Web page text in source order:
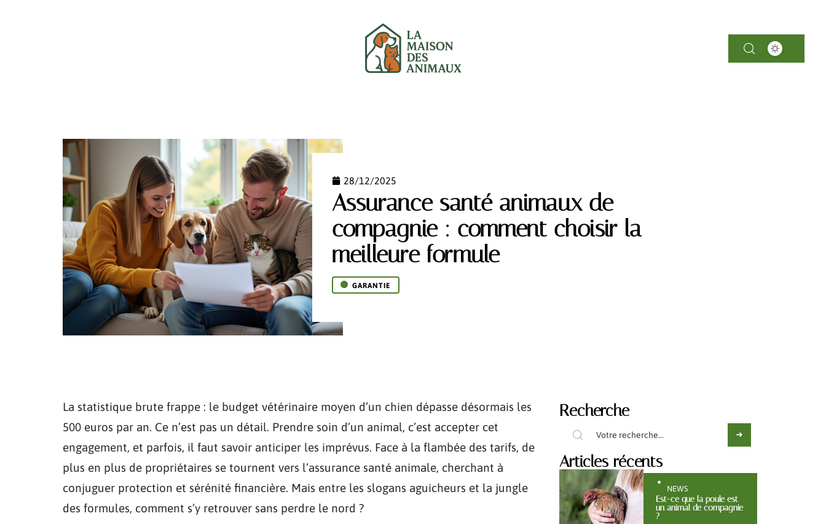
28/12/2025
Assurance santé animaux de
compagnie : comment choisir la
meilleure formule
GARANTIE
La statistique brute frappe : le budget vétérinaire moyen d’un chien dépasse désormais les
500 euros par an. Ce n’est pas un détail. Prendre soin d’un animal, c’est accepter cet
engagement, et parfois, il faut savoir anticiper les imprévus. Face à la flambée des tarifs, de
plus en plus de propriétaires se tournent vers l’assurance santé animale, cherchant à
conjuguer protection et sérénité financière. Mais entre les slogans aguicheurs et la jungle
des formules, comment s’y retrouver sans perdre le nord ?
Recherche
Articles récents
NEWS
Est-ce que la poule est
un animal de compagnie
?